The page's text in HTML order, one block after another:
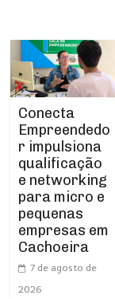
Conecta
Empreendedo
r impulsiona
qualificação
e networking
para micro e
pequenas
empresas em
Cachoeira
7 de agosto de
2026